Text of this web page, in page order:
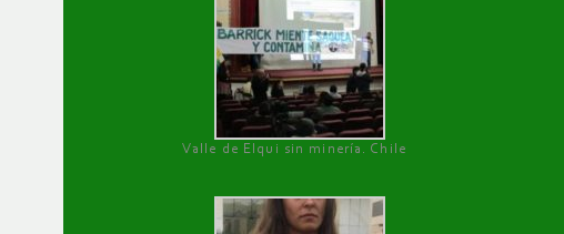
Valle de Elqui sin minería. Chile